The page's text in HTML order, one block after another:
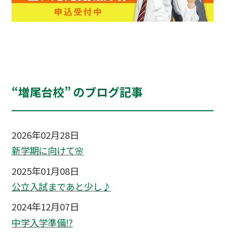
“増尾台校” のブログ記事
2026年02月28日
新学期に向けて🌸
2025年01月08日
公立入試まであと少し♪
2024年12月07日
中学入学準備⁉